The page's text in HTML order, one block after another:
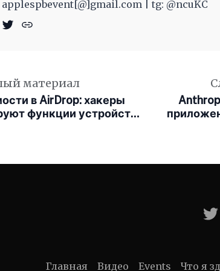
applespbevent[@]gmail.com | tg: @ncuKC
материал
в AirDrop: хакеры
функции устройств
Главная Видео Events Что я